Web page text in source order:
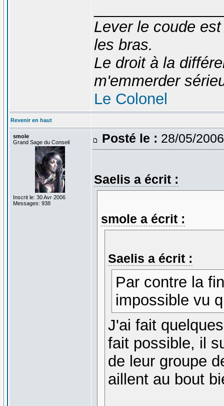
Lever le coude
les bras.
Le droit à la
m'emmerder
Le Colonel
Revenir en haut
smole
Grand Sage du Conseil
Inscrit le: 30 Avr 2006
Messages: 938
Posté le : 28/05/
Saelis a écrit :
smole a écrit :
Saelis a écrit :
Par contre la
impossible vu
J'ai fait
fait possible, il
de leur groupe
aillent au bout